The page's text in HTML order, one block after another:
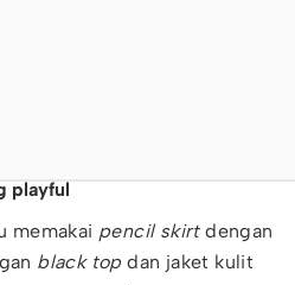
playful
memakai pencil skirtdengan
black top dan jaket kulit